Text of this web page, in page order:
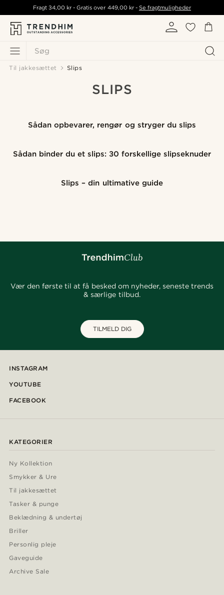
Søg
Fragt34,00 kr - Gratis over 449,00 kr- Se fragtmuligheder
Til jakkesættet Slips
SLIPS
Sådan opbevarer, rengør og stryger du slips
Sådan binder du et slips: 30 forskellige slipseknuder
Slips – din ultimative guide
Vær den første til at få besked om nyheder, seneste trends
& særlige tilbud.
TILMELD DIG
INSTAGRAM
YOUTUBE
FACEBOOK
KATEGORIER
Ny Kollektion
Smykker & Ure
Til jakkesættet
Tasker & punge
Beklædning & undertøj
Briller
Personlig pleje
Gaveguide
Archive Sale